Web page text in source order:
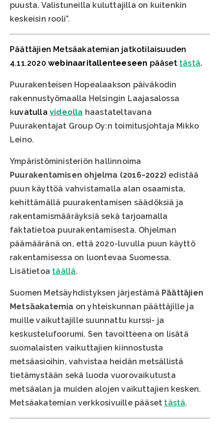
puusta. Valistuneilla kuluttajilla on kuitenkin
keskeisin rooli”.
Päättäjien Metsäakatemian jatkotilaisuuden
4.11.2020 webinaaritallenteeseen pääset tästä.
Puurakenteisen Hopealaakson päiväkodin
rakennustyömaalla Helsingin Laajasalossa
kuvatullavideolla haastateltavana
Puurakentajat Group Oy:n toimitusjohtaja Mikko
Leino.
Ympäristöministeriön hallinnoima
Puurakentamisen ohjelma (2016−2022) edistää
puun käyttöä vahvistamalla alan osaamista,
kehittämällä puurakentamisen säädöksiä ja
rakentamismääräyksiä sekä tarjoamalla
faktatietoa puurakentamisesta. Ohjelman
päämääränä on, että 2020-luvulla puun käyttö
rakentamisessa on luontevaa Suomessa.
Lisätietoa täällä.
Suomen Metsäyhdistyksen järjestämä Päättäjien
Metsäakatemia on yhteiskunnan päättäjille ja
muille vaikuttajille suunnattu kurssi- ja
keskustelufoorumi. Sen tavoitteena on lisätä
suomalaisten vaikuttajien kiinnostusta
metsäasioihin, vahvistaa heidän metsällistä
tietämystään sekä luoda vuorovaikutusta
metsäalan ja muiden alojen vaikuttajien kesken.
Metsäakatemian verkkosivuille pääset tästä.